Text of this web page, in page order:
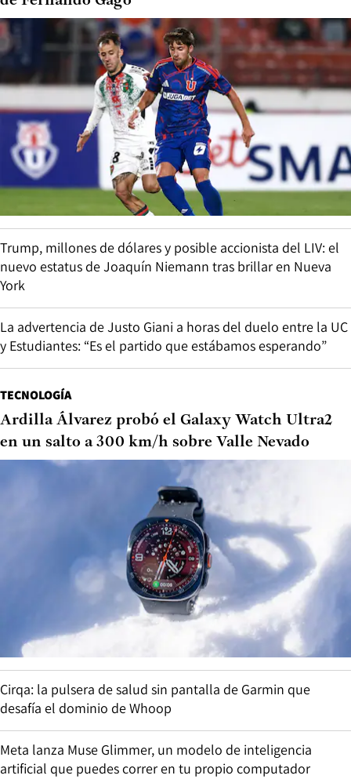
Trump, millones de dólares y posible accionista del LIV: el
nuevo estatus de Joaquín Niemann tras brillar en Nueva
York
La advertencia de Justo Giani a horas del duelo entre la UC
y Estudiantes: “Es el partido que estábamos esperando”
TECNOLOGÍA
Ardilla Álvarez probó el Galaxy Watch Ultra2
en un salto a 300 km/h sobre Valle Nevado
Cirqa: la pulsera de salud sin pantalla de Garmin que
desafía el dominio de Whoop
Meta lanza Muse Glimmer, un modelo de inteligencia
artificial que puedes correr en tu propio computador